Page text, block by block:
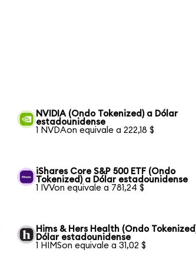
NVIDIA (Ondo Tokenized) a Dólar
estadounidense
1 NVDAon equivale a 222,18 $
iShares Core S&P 500 ETF (Ondo
Tokenized) a Dólar estadounidense
1 IVVon equivale a 781,24 $
Hims & Hers Health (Ondo
Dólar estadounidense
1 HIMSon equivale a 31,02 $